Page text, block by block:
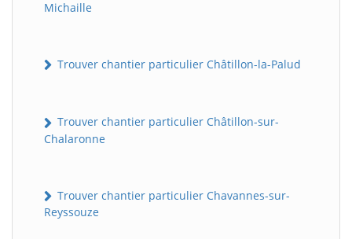
Michaille
Trouver chantier particulier Châtillon-la-Palud
Trouver chantier particulier Châtillon-sur-
Chalaronne
Trouver chantier particulier Chavannes-sur-
Reyssouze